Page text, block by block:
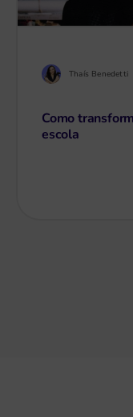
Thaís Benedetti
Como
escola